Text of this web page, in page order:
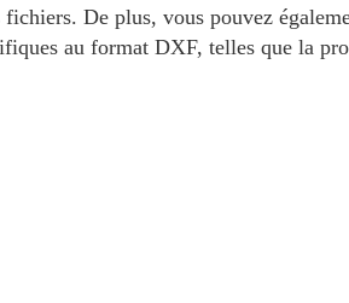
De plus, vous pouvez
au format DXF, telles que la